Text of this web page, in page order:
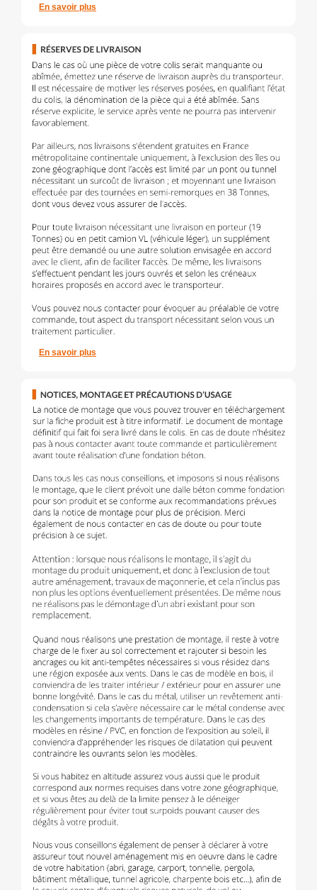
En savoir plus
En savoir plus